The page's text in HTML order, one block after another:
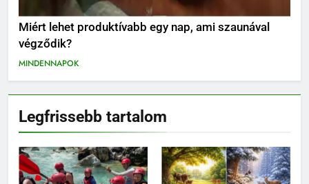
Miért lehet produktívabb egy nap, ami szaunával
végződik?
MINDENNAPOK
Legfrissebb tartalom